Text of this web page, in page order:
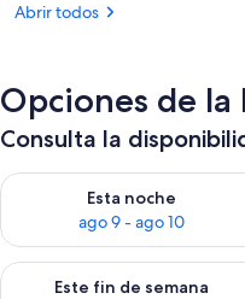
Abrir todos
Opciones de
Consulta la
Esta noche
ago 9 - ago 10
Consulta la disponibilidad
Este fin de semana
Consulta la disponibilidad